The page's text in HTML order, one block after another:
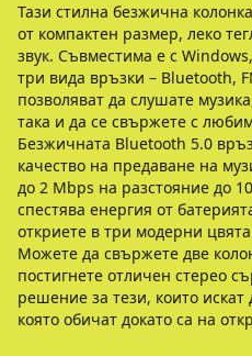
Тази стилна безжична
от компактен размер, леко
звук. Съвместима е с
три вида връзки – Bluetooth,
позволяват да слушате
така и да се свържете с
Безжичната Bluetooth 5.0
качество на предаване на
до 2 Mbps на разстояние до
спестява енергия от
откриете в три модерни
Можете да свържете две
постигнете отличен стерео
решение за тези, които искат
която обичат докато са на